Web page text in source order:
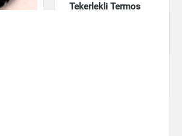
Tekerlekli Termos